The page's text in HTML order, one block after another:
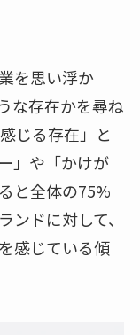
を思い浮か
な存在かを尋ね
じる存在」と
」や「かけが
と全体の75%
ドに対して、
感じている傾